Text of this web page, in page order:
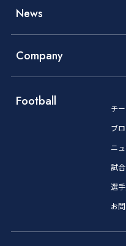
News
Company
Football
チ
ブ
ニ
試
選
お